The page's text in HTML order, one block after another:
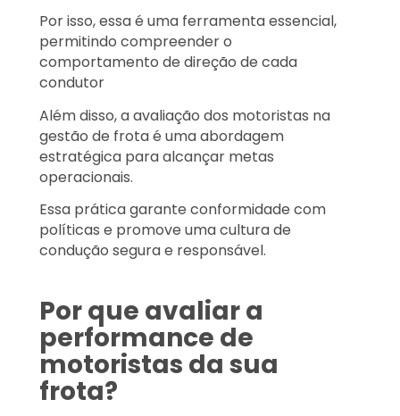
Por isso, essa é uma ferramenta essencial,
permitindo compreender o
comportamento de direção de cada
condutor
Além disso, a avaliação dos motoristas na
gestão de frota é uma abordagem
estratégica para alcançar metas
operacionais.
Essa prática garante conformidade com
políticas e promove uma cultura de
condução segura e responsável.
Por que avaliar a
performance de
motoristas da sua
frota?